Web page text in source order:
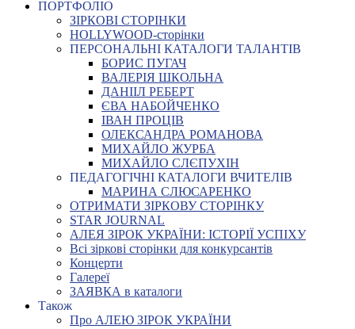
ПОРТФОЛІО
ЗІРКОВІ СТОРІНКИ
HOLLYWOOD-сторінки
ПЕРСОНАЛЬНІ КАТАЛОГИ ТАЛАНТІВ
БОРИС ПУГАЧ
ВАЛЕРІЯ ШКОЛЬНА
ДАНІІЛ РЕБЕРТ
ЄВА НАБОЙЧЕНКО
ІВАН ПРОЦІВ
ОЛЕКСАНДРА РОМАНОВА
МИХАЙЛО ЖУРБА
МИХАЙЛО СЛЄПУХІН
ПЕДАГОГІЧНІ КАТАЛОГИ ВЧИТЕЛІВ
МАРИНА СЛЮСАРЕНКО
ОТРИМАТИ ЗІРКОВУ СТОРІНКУ
STAR JOURNAL
АЛЕЯ ЗІРОК УКРАЇНИ: ІСТОРІЇ УСПІХУ
Всі зіркові сторінки для конкурсантів
Концерти
Галереї
ЗАЯВКА в каталоги
Також
Про АЛЕЮ ЗІРОК УКРАЇНИ